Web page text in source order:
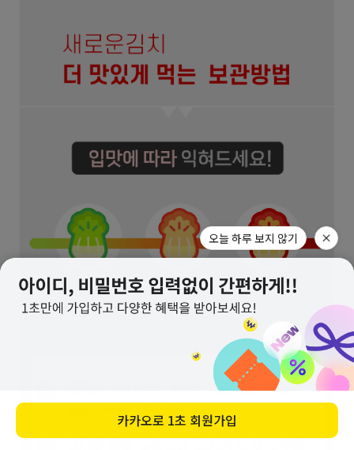
오늘 하루 보지 않기
카카오로 1초 회원가입